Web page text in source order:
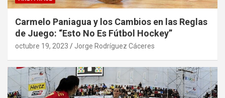
Carmelo Paniagua y los Cambios en las Reglas
de Juego: “Esto No Es Fútbol Hockey”
octubre 19, 2023 Jorge Rodríguez Cáceres